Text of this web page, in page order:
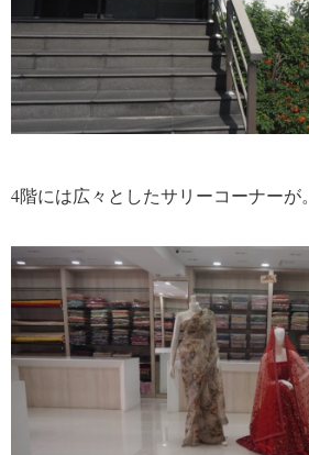
4階には広々としたサリーコーナーが。